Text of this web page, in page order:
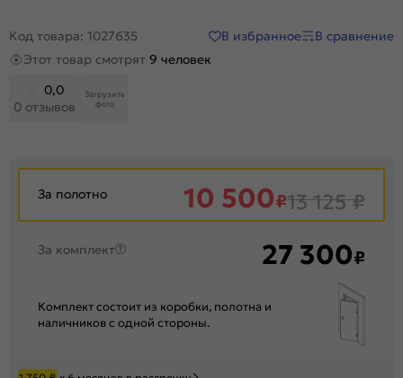
Код товара: 1027635 В избранное
В сравнение
Этот товар смотрят 9 человек
0,0
0 отзывов
Загрузить
фото
За полотно 10 500₽13 125₽
За комплект 27 300₽
Комплект состоит из коробки, полотна и
наличников с одной стороны.